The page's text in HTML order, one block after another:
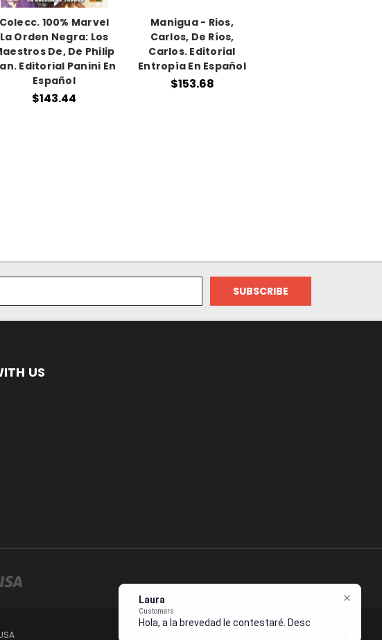
Colecc. 100% Marvel
La Orden Negra: Los
De, De Philip
Editorial Panini En
Español
$143.44
Manigua - Rios,
Carlos, De Ríos,
Carlos. Editorial
Entropía En Español
$153.68
US